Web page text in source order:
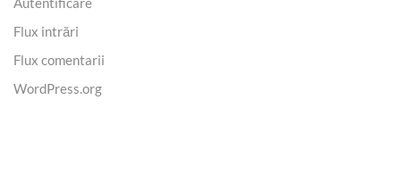
Flux intrări
Flux comentarii
WordPress.org